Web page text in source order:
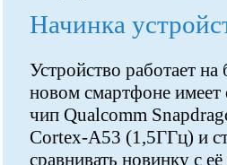
Начинка
Устройство работает
новом смартфоне имеет
чип Qualcomm
Cortex-A53 (1,5ГГц) и
сравнивать новинку с